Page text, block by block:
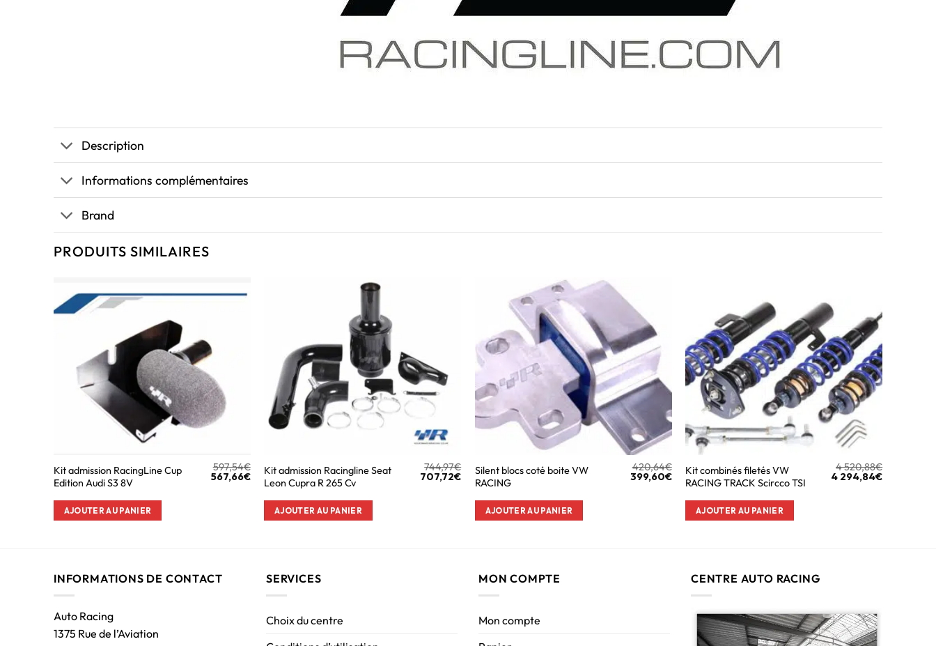
Description
Informations complémentaires
Brand
PRODUITS SIMILAIRES
Kit admission RacingLine Cup
Edition Audi S3 8V
597,54€
567,66€
AJOUTER AU PANIER
Kit admission Racingline Seat
Leon Cupra R 265 Cv
744,97€
707,72€
AJOUTER AU PANIER
Silent blocs coté boite VW
RACING
420,64€
399,60€
AJOUTER AU PANIER
Kit combinés filetés VW
RACING TRACK Scircco TSI
4 520,88€
4 294,84€
AJOUTER AU PANIER
INFORMATIONS DE CONTACT
Auto Racing
1375 Rue de l’Aviation
SERVICES
Choix du centre
MON COMPTE
Mon compte
CENTRE AUTO RACING